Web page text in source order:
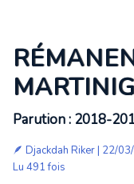
Parution : 2018-
🪶 Djackdah Riker| 22/
Lu 491 fois